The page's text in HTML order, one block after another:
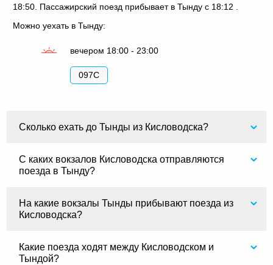
18:50. Пассажирский поезд прибывает в Тынду с 18:12 .
Можно уехать в Тынду:
вечером 18:00 - 23:00
097С
Сколько ехать до Тынды из Кисловодска?
С каких вокзалов Кисловодска отправляются
поезда в Тынду?
На какие вокзалы Тынды прибывают поезда из
Кисловодска?
Какие поезда ходят между Кисловодском и
Тындой?